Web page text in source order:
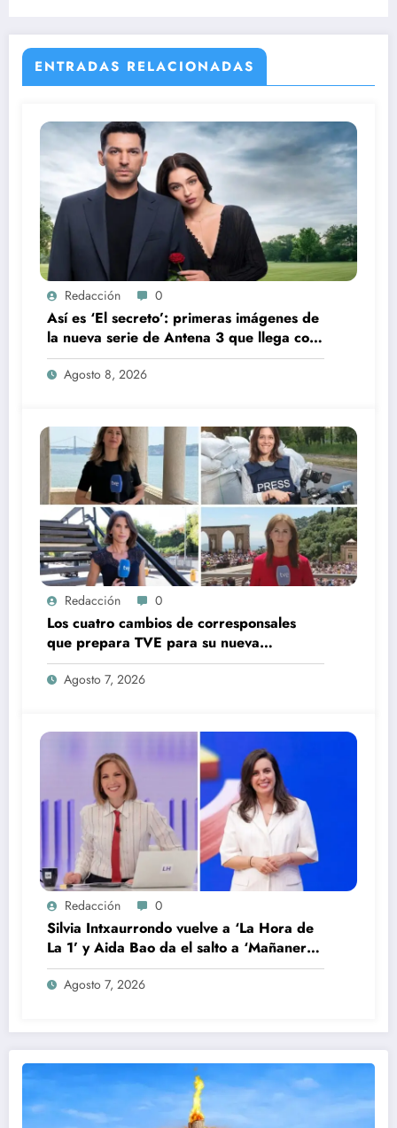
ENTRADAS RELACIONADAS
Redacción 0
Así es ‘El secreto’: primeras imágenes de
la nueva serie de Antena 3 que llega con
una verdad brutal
Agosto 8, 2026
Redacción 0
Los cuatro cambios de corresponsales
que prepara TVE para su nueva
temporada
Agosto 7, 2026
Redacción 0
Silvia Intxaurrondo vuelve a ‘La Hora de
La 1’ y Aida Bao da el salto a ‘Mañaneros
360’
Agosto 7, 2026